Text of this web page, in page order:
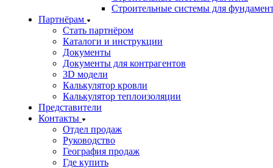
Строительные системы для
Партнёрам
Стать партнёром
Каталоги и инструкции
Документы
Документы для контрагентов
3D модели
Калькулятор кровли
Калькулятор теплоизоляции
Представители
Контакты
Отдел продаж
Руководство
География продаж
Где купить